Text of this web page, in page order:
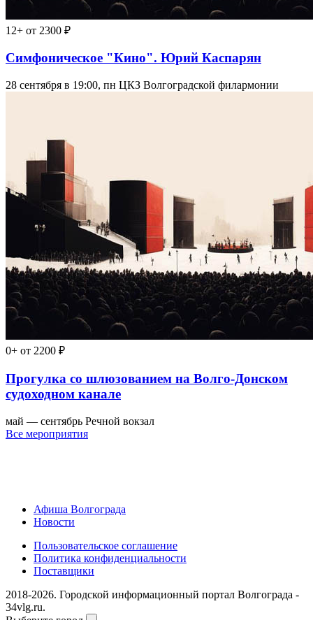
12+ от 2300 ₽
Симфоническое "Кино". Юрий Каспарян
28 сентября в 19:00, пн ЦКЗ Волгоградской филармонии
0+ от 2200 ₽
Прогулка со шлюзованием на Волго-Донском
судоходном канале
май — сентябрь Речной вокзал
Все мероприятия
Афиша Волгограда
Новости
Пользовательское соглашение
Политика конфиденциальности
Поставщики
2018-2026. Городской информационный портал Волгограда -
34vlg.ru.